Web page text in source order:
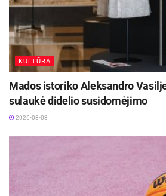
KULTŪRA
Mados istoriko Aleksandro
sulaukė didelio susidomėjimo
2026-08-03